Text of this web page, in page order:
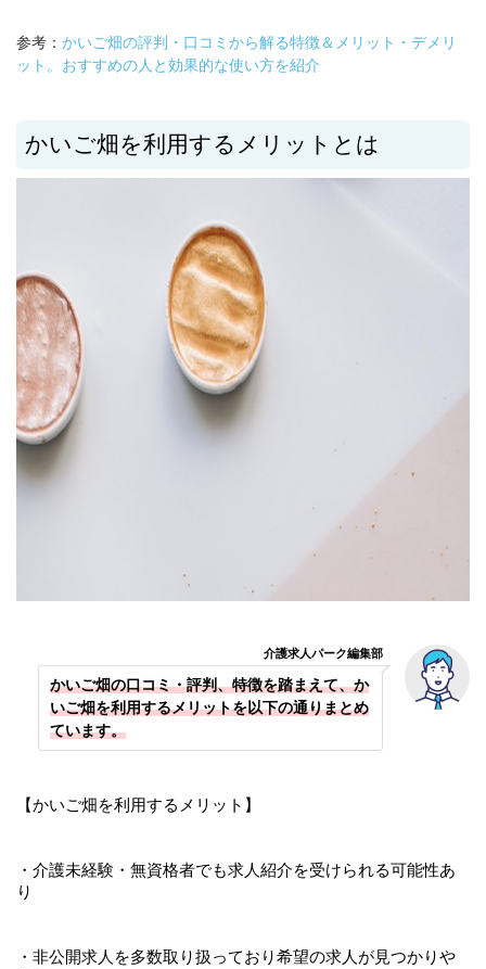
参考： かいご畑の評判・口コミから解る特徴＆メリット・デメリ
ット。おすすめの人と効果的な使い方を紹介
かいご畑を利用するメリットとは
介護求人パーク編集部
かいご畑の口コミ・評判、特徴を踏まえて、か
いご畑を利用するメリットを以下の通りまとめ
ています。
【かいご畑を利用するメリット】
・介護未経験・無資格者でも求人紹介を受けられる可能性あ
り
・非公開求人を多数取り扱っており希望の求人が見つかりや